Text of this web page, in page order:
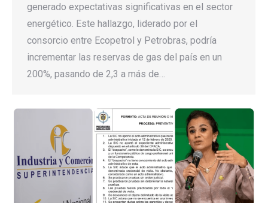
generado expectativas significativas en el sector
energético. Este hallazgo, liderado por el
consorcio entre Ecopetrol y Petrobras, podría
incrementar las reservas de gas del país en un
200%, pasando de 2,3 a más de…